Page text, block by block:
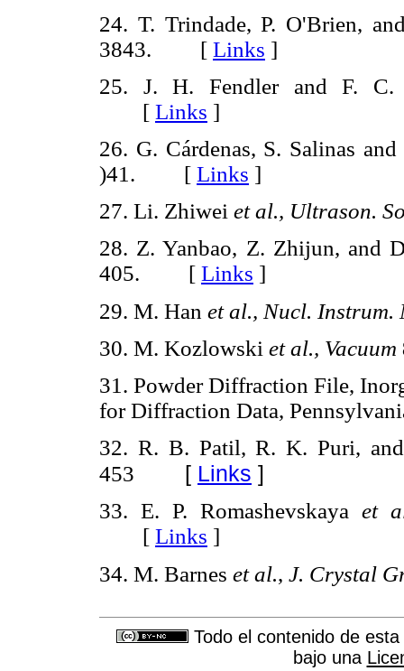
24. T. Trindade, P. O'Brien,
3843. [ Links ]
25. J. H. Fendler and F.
[ Links ]
26. G. Cárdenas, S. Salinas
)41. [ Links ]
27. Li. Zhiwei et al., Ultrason.
28. Z. Yanbao, Z. Zhijun, and
405. [ Links ]
29. M. Han et al., Nucl. Instrum.
30. M. Kozlowski et al., Vacuum
31. Powder Diffraction File,
for Diffraction Data,
32. R. B. Patil, R. K. Puri,
453 [ Links ]
33. E. P. Romashevskaya et
[ Links ]
34. M. Barnes et al., J. Crystal
Todo el contenido de
bajo una